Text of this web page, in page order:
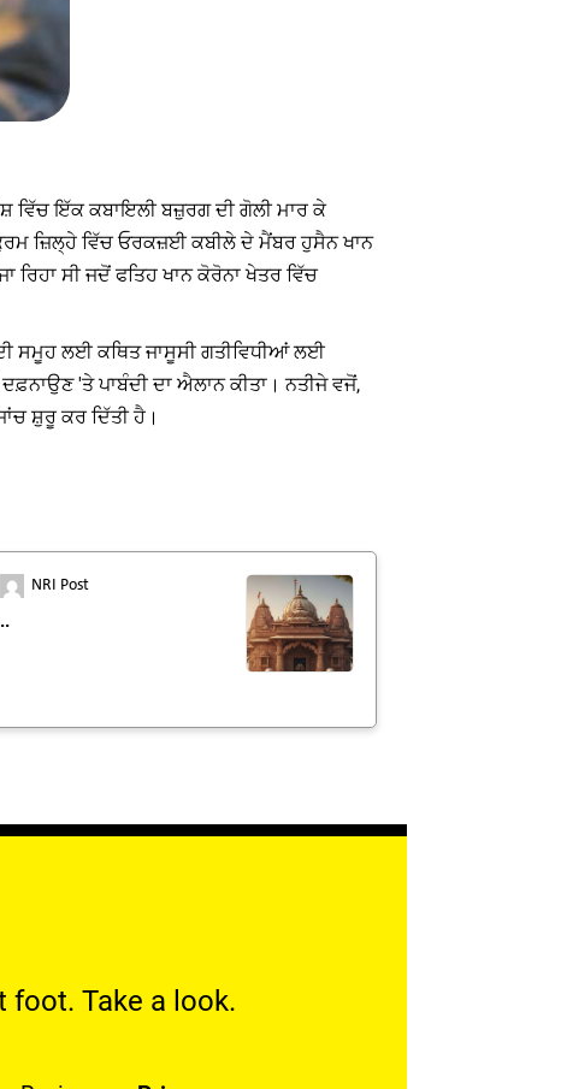
ਵਿੱਚ ਇੱਕ ਕਬਾਇਲੀ ਬਜ਼ੁਰਗ ਦੀ ਗੋਲੀ ਮਾਰ ਕੇ
ਜ਼ਿਲ੍ਹੇ ਵਿੱਚ ਓਰਕਜ਼ਈ ਕਬੀਲੇ ਦੇ ਮੈਂਬਰ ਹੁਸੈਨ ਖਾਨ
ਸੀ ਜਦੋਂ ਫਤਿਹ ਖਾਨ ਕੋਰੋਨਾ ਖੇਤਰ ਵਿੱਚ
ਸਮੂਹ ਲਈ ਕਥਿਤ ਜਾਸੂਸੀ ਗਤੀਵਿਧੀਆਂ ਲਈ
'ਤੇ ਪਾਬੰਦੀ ਦਾ ਐਲਾਨ ਕੀਤਾ। ਨਤੀਜੇ ਵਜੋਂ,
ਸ਼ੁਰੂ ਕਰ ਦਿੱਤੀ ਹੈ।
NRI Post
..
foot. Take a look.